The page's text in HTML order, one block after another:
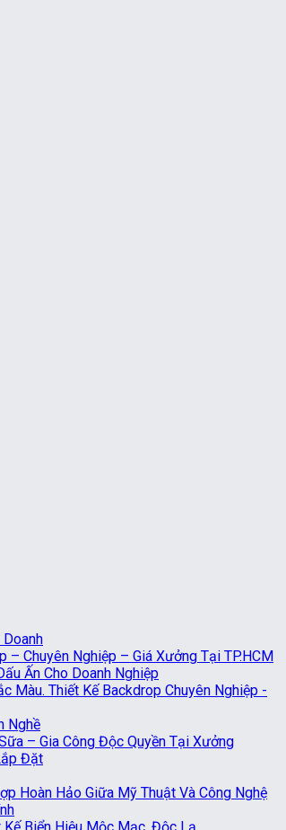
– Chuyên Nghiệp – Giá Xưởng Tại TP.HCM
Ấn Cho Doanh Nghiệp
Thiết Kế Backdrop Chuyên Nghiệp -
Nghề
– Gia Công Độc Quyền Tại Xưởng
Đặt
Hoàn Hảo Giữa Mỹ Thuật Và Công Nghệ